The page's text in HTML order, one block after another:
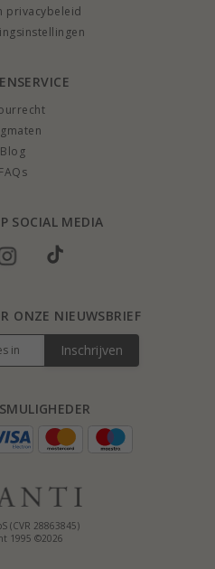
privacybeleid
Blog
FAQs
SOCIAL MEDIA
(CVR 28863845)
1995 ©2026
ONZE NIEUWSBRIEF
Inschrijven